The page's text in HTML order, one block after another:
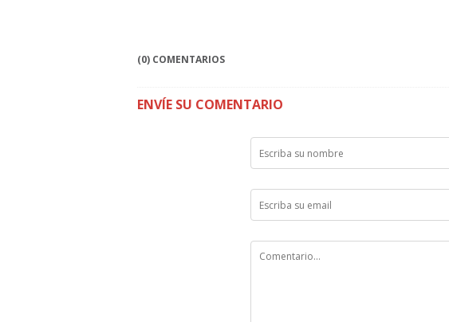
(0) COMENTARIOS
ENVÍE SU COMENTARIO